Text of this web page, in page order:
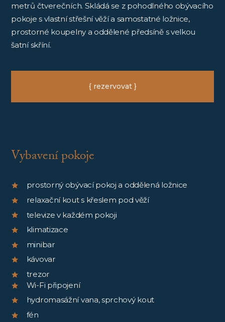
metrů čtverečních. Skládá se z pohodlného obývacího
pokoje s vlastní střešní věží a samostatné ložnice,
prostorné koupelny a oddělené předsíně s velkou
šatní skříní.
{ rezervovat }
Vybavení pokoje
prostorný obývací pokoj a oddělená ložnice
relaxační kout s křeslem pod věží
televize v každém pokoji
klimatizace
minibar
kávovar
trezor
Wi-Fi připojení
hydromasážní vana, sprchový kout
fén